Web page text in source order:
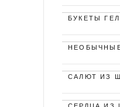
БУКЕТЫ
САЛЮТ ИЗ